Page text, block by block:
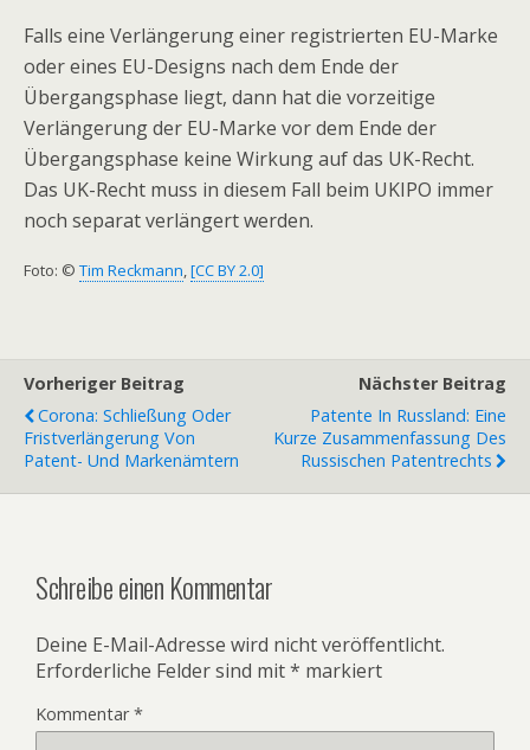
Falls eine Verlängerung einer registrierten EU-Marke
oder eines EU-Designs nach dem Ende der
Übergangsphase liegt, dann hat die vorzeitige
Verlängerung der EU-Marke vor dem Ende der
Übergangsphase keine Wirkung auf das UK-Recht.
Das UK-Recht muss in diesem Fall beim UKIPO immer
noch separat verlängert werden.
Foto: © Tim Reckmann,[CC BY 2.0]
Vorheriger Beitrag
Corona: Schließung Oder
Fristverlängerung Von
Patent- Und Markenämtern
Nächster Beitrag
Patente In Russland: Eine
Kurze Zusammenfassung Des
Russischen Patentrechts
Schreibe einen Kommentar
Deine E-Mail-Adresse wird nicht veröffentlicht.
Erforderliche Felder sind mit* markiert
Kommentar*